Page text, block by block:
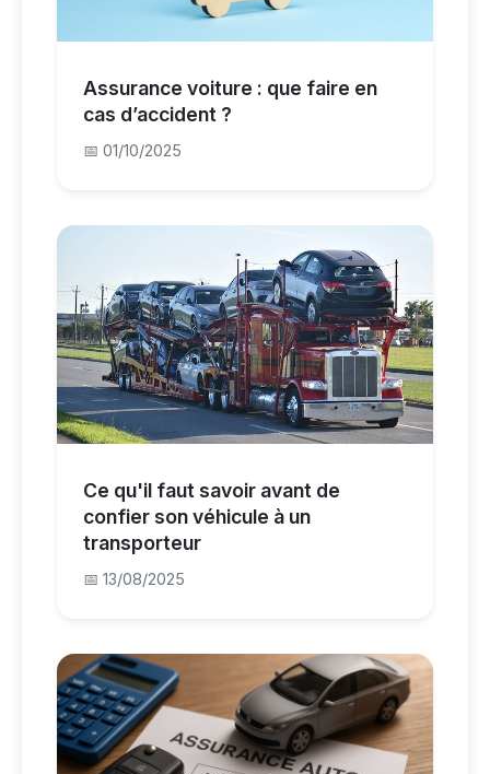
Assurance voiture : que faire en
cas d’accident ?
📅 01/10/2025
Ce qu'il faut savoir avant de
confier son véhicule à un
transporteur
📅 13/08/2025